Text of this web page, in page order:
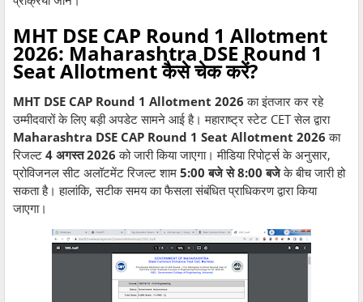
MHT DSE CAP Round 1 Allotment
2026: Maharashtra DSE Round 1
Seat Allotment कैसे चेक करें?
MHT DSE CAP Round 1 Allotment 2026 का इंतजार कर रहे
उम्मीदवारों के लिए बड़ी अपडेट सामने आई है। महाराष्ट्र स्टेट CET सेल द्वारा
Maharashtra DSE CAP Round 1 Seat Allotment 2026 का
रिजल्ट 4 अगस्त 2026 को जारी किया जाएगा। मीडिया रिपोर्ट्स के अनुसार,
प्रोविजनल सीट अलॉटमेंट रिजल्ट शाम 5:00 बजे से 8:00 बजेके बीच जारी हो
सकता है। हालांकि, सटीक समय का फैसला संबंधित प्राधिकरण द्वारा किया
जाएगा।